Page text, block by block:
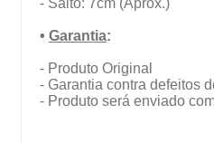
- Salto: 7cm (Aprox.)
• Garantia:
- Produto Original
- Garantia contra defeitos
- Produto será enviado